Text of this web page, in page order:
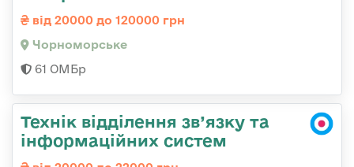
від 20000 до 120000 грн
Чорноморське
61 ОМБр
Технік відділення зв’язку та
інформаційних систем